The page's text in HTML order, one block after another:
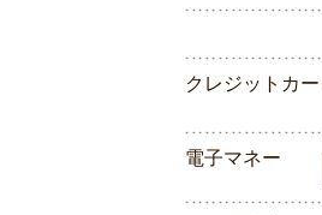
クレジットカー
電子マネー